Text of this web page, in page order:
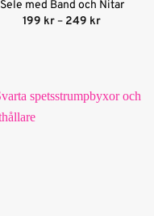
Sele med Band och Nitar
199 kr– 249 kr